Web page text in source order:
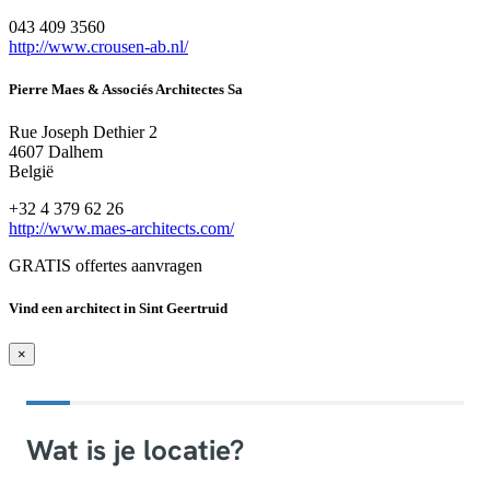
043 409 3560
http://www.crousen-ab.nl/
Pierre Maes & Associés Architectes Sa
Rue Joseph Dethier 2
4607 Dalhem
België
+32 4 379 62 26
http://www.maes-architects.com/
GRATIS offertes aanvragen
Vind een architect in Sint Geertruid
×